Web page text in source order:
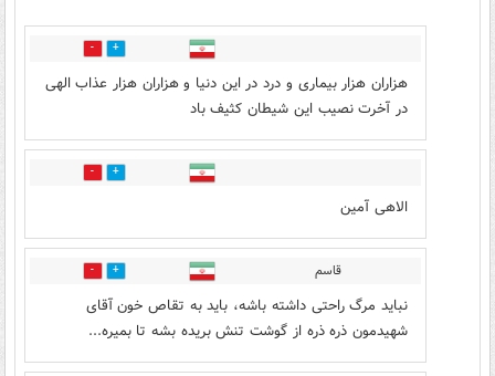
14
هزاران هزار بیماری و درد در این دنیا و هزاران هزار عذاب الهی
در آخرت نصیب این شیطان کثیف باد
8
الاهی آمین
قاسم 0
نباید مرگ راحتی داشته باشه، باید به تقاص خون آقای
شهیدمون ذره ذره از گوشت تنش بریده بشه تا بمیره...